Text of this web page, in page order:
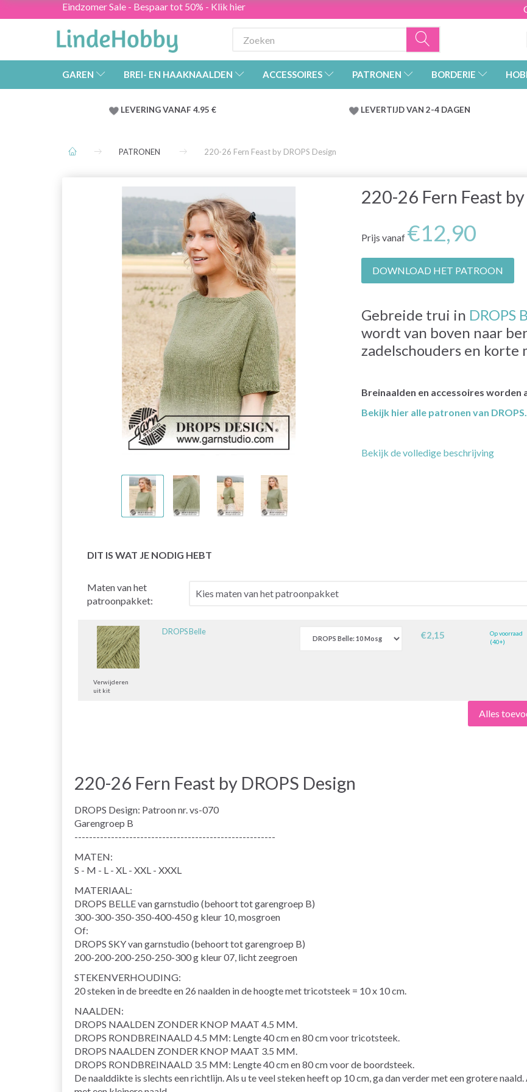
Eindzomer Sale - Bespaar tot 50% - Klik hier
GAREN BREI- EN HAAKNAALDEN ACCESSOIRES PATRONEN BORDERIE
LEVERING VANAF 4.95 € LEVERTIJD VAN 2-4 DAGEN
PATRONEN 220-26 Fern Feast by DROPS Design
220-26 Fern Feast
Prijs vanaf €12,90
DOWNLOAD HET PATROON
Gebreide trui in DROPS
wordt van boven naar
zadelschouders en korte
Breinaalden en accessoires worden
Bekijk hier alle patronen van DROPS.
Bekijk de volledige beschrijving
DIT IS WAT JE NODIG HEBT
Maten van het
patroonpakket:
DROPS Belle €2,15
Op voorraad
(40+)
Verwijderen
uit kit
Alles
220-26 Fern Feast by DROPS Design
DROPS Design: Patroon nr. vs-070
Garengroep B
-------------------------------------------------------
MATEN:
S - M - L - XL - XXL - XXXL
MATERIAAL:
DROPS BELLE van garnstudio (behoort tot garengroep B)
300-300-350-350-400-450 g kleur 10, mosgroen
Of:
DROPS SKY van garnstudio (behoort tot garengroep B)
200-200-200-250-250-300 g kleur 07, licht zeegroen
STEKENVERHOUDING:
20 steken in de breedte en 26 naalden in de hoogte met tricotsteek = 10 x 10 cm.
NAALDEN:
DROPS NAALDEN ZONDER KNOP MAAT 4.5 MM.
DROPS RONDBREINAALD 4.5 MM: Lengte 40 cm en 80 cm voor tricotsteek.
DROPS NAALDEN ZONDER KNOP MAAT 3.5 MM.
DROPS RONDBREINAALD 3.5 MM: Lengte 40 cm en 80 cm voor de boordsteek.
De naalddikte is slechts een richtlijn. Als u te veel steken heeft op 10 cm, ga dan verder met een grotere